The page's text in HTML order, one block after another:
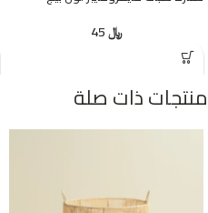
﷼
منتجات ذات صلة